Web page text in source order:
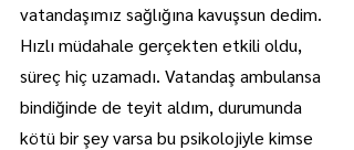
vatandaşımız sağlığına kavuşsun dedim.
Hızlı müdahale gerçekten etkili oldu,
süreç hiç uzamadı. Vatandaş ambulansa
bindiğinde de teyit aldım, durumunda
kötü bir şey varsa bu psikolojiyle kimse